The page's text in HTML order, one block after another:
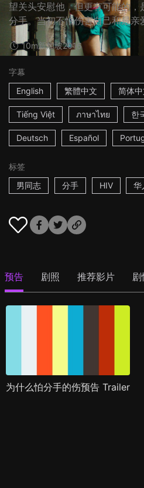
望关头安慰他，但更有可能的
分手。当初不怕伤害自己和最亲
10m新加坡2016
字幕
English
繁體中文 简体中
Tiếng Việt ภาษาไทย 한
Deutsch Español
标签
男同志
分手 HIV 华
预告 剧照 推荐影片 剧
为什么怕分手的伤预告 Trailer